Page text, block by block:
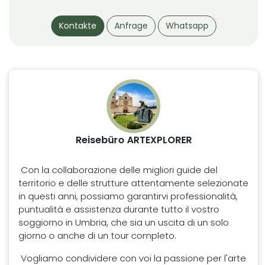
Kontakte Anfrage Whatsapp
Reisebüro ARTEXPLORER
Con la collaborazione delle migliori guide del
territorio e delle strutture attentamente selezionate
in questi anni, possiamo garantirvi professionalità,
puntualità e assistenza durante tutto il vostro
soggiorno in Umbria, che sia un uscita di un solo
giorno o anche di un tour completo.
Vogliamo condividere con voi la passione per l'arte